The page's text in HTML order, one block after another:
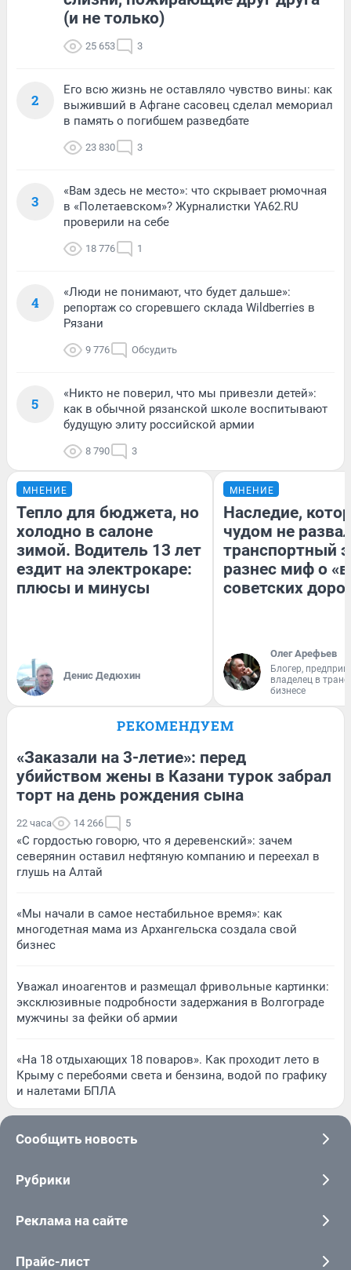
(и не только)
25 653 3
2
Его всю жизнь не оставляло чувство вины: как
выживший в Афгане сасовец сделал мемориал
в память о погибшем разведбате
23 830 3
3
«Вам здесь не место»: что скрывает рюмочная
в «Полетаевском»? Журналистки YA62.RU
проверили на себе
18 776 1
4
«Люди не понимают, что будет дальше»:
репортаж со сгоревшего склада Wildberries в
Рязани
9 776 Обсудить
5
«Никто не поверил, что мы привезли детей»:
как в обычной рязанской школе воспитывают
будущую элиту российской армии
8 790 3
МНЕНИЕ
Тепло для бюджета, но
холодно в салоне
зимой. Водитель 13 лет
ездит на электрокаре:
плюсы и минусы
Денис Дедюхин
МНЕНИЕ
Наследие,
чудом не
транспортный
разнес миф о
советских
Олег Арефьев
Блогер,
владелец в
бизнесе
РЕКОМЕНДУЕМ
«Заказали на 3-летие»: перед
убийством жены в Казани турок забрал
торт на день рождения сына
22 часа 14 266 5
«С гордостью говорю, что я деревенский»: зачем
северянин оставил нефтяную компанию и переехал в
глушь на Алтай
«Мы начали в самое нестабильное время»: как
многодетная мама из Архангельска создала свой
бизнес
Уважал иноагентов и размещал фривольные картинки:
эксклюзивные подробности задержания в Волгограде
мужчины за фейки об армии
«На 18 отдыхающих 18 поваров». Как проходит лето в
Крыму с перебоями света и бензина, водой по графику
и налетами БПЛА
Сообщить новость
Рубрики
Реклама на сайте
Прайс-лист